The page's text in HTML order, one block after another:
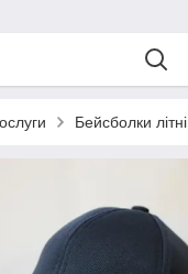
Бейсболки літні